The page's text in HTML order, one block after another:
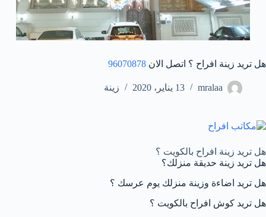
هل تريد زينة افراح ؟ اتصل الان 96070878
mralaa 13 يناير، 2020 زينة
هل تريد زينة افراح بالكويت ؟
هل تريد زينة حديقة منزلك؟
هل تريد اضاءة وزينة منزلك يوم عرسك ؟
هل تريد كوش افراح بالكويت ؟